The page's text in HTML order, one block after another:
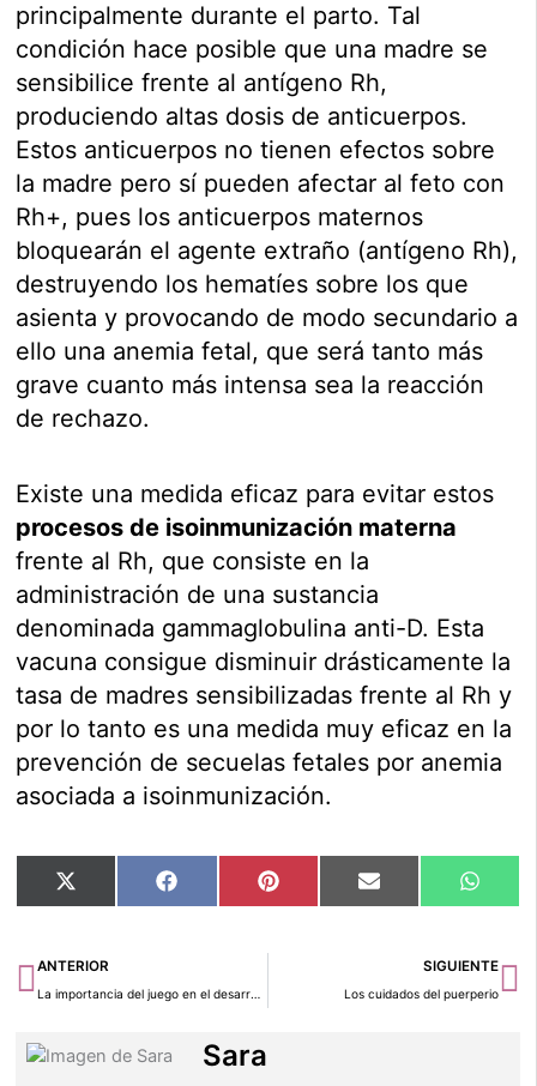
principalmente durante el parto. Tal
condición hace posible que una madre se
sensibilice frente al antígeno Rh,
produciendo altas dosis de anticuerpos.
Estos anticuerpos no tienen efectos sobre
la madre pero sí pueden afectar al feto con
Rh+, pues los anticuerpos maternos
bloquearán el agente extraño (antígeno Rh),
destruyendo los hematíes sobre los que
asienta y provocando de modo secundario a
ello una anemia fetal, que será tanto más
grave cuanto más intensa sea la reacción
de rechazo.
Existe una medida eficaz para evitar estos
procesos de isoinmunización materna
frente al Rh, que consiste en la
administración de una sustancia
denominada gammaglobulina anti-D. Esta
vacuna consigue disminuir drásticamente la
tasa de madres sensibilizadas frente al Rh y
por lo tanto es una medida muy eficaz en la
prevención de secuelas fetales por anemia
asociada a isoinmunización.
Compartir
en
X
(Twitter)
Compartir
en
Facebook Compartir
en
Pinterest Compartir
en
Email
en
Ant
ANTERIOR
La importancia del juego en el desarrollo del bebé
SIGUIENTE
Los cuidados del puerperio
Sara